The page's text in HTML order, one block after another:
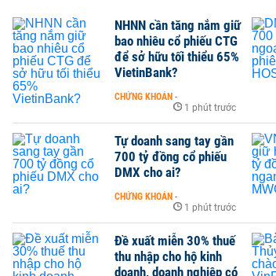
NHNN cần tăng nắm giữ
bao nhiêu cổ phiếu CTG
để sở hữu tối thiểu 65%
VietinBank?
CHỨNG KHOÁN -
1 phút trước
Tự doanh sang tay gần
700 tỷ đồng cổ phiếu
DMX cho ai?
CHỨNG KHOÁN -
1 phút trước
Đề xuất miễn 30% thuế
thu nhập cho hộ kinh
doanh, doanh nghiệp có